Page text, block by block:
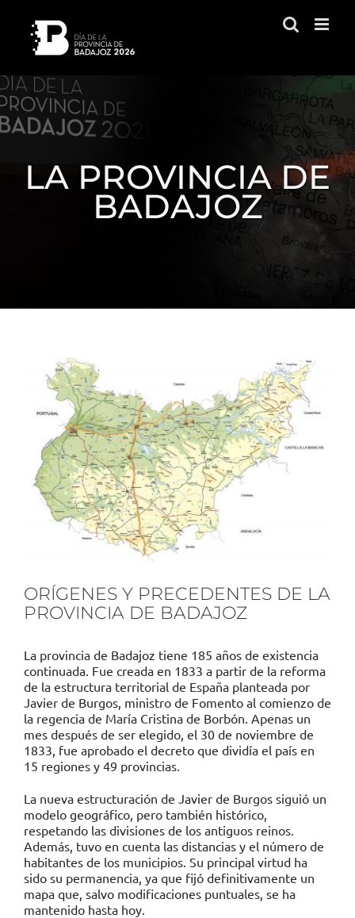
contenido
LA PROVINCIA DE
BADAJOZ
ORÍGENES Y PRECEDENTES DE LA
PROVINCIA DE BADAJOZ
La provincia de Badajoz tiene 185 años de existencia
continuada. Fue creada en 1833 a partir de la reforma
de la estructura territorial de España planteada por
Javier de Burgos, ministro de Fomento al comienzo de
la regencia de María Cristina de Borbón. Apenas un
mes después de ser elegido, el 30 de noviembre de
1833, fue aprobado el decreto que dividía el país en
15 regiones y 49 provincias.
La nueva estructuración de Javier de Burgos siguió un
modelo geográfico, pero también histórico,
respetando las divisiones de los antiguos reinos.
Además, tuvo en cuenta las distancias y el número de
habitantes de los municipios. Su principal virtud ha
sido su permanencia, ya que fijó definitivamente un
mapa que, salvo modificaciones puntuales, se ha
mantenido hasta hoy.